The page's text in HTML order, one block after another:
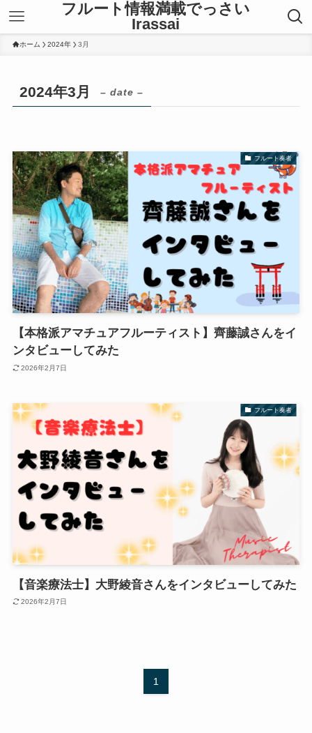
フルート情報満載でっさい
Irassai
ホーム 2024年 3月
2024年3月 – date –
フルート奏者
【本格派アマチュアフルーティスト】齊藤誠さんをイ
ンタビューしてみた
2026年2月7日
フルート奏者
【音楽療法士】大野綾音さんをインタビューしてみた
2026年2月7日
1